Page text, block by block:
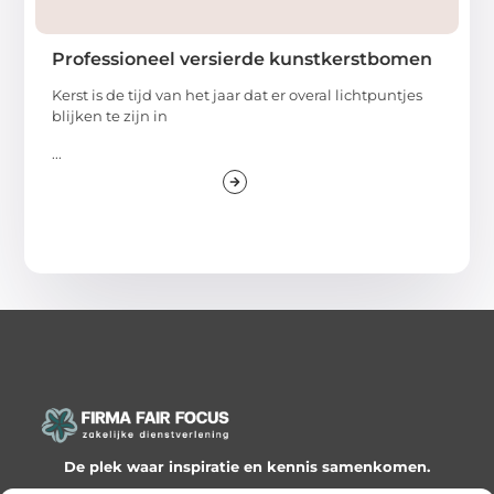
Professioneel versierde kunstkerstbomen
Kerst is de tijd van het jaar dat er overal lichtpuntjes
blijken te zijn in
...
De plek waar inspiratie en kennis samenkomen.